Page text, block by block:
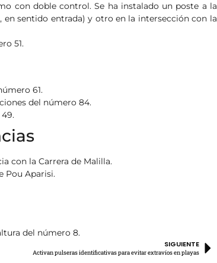
con doble control. Se ha instalado un poste a la
sentido entrada) y otro en la intersección con la
51.
61.
del número 84.
con la Carrera de Malilla.
Pou Aparisi.
del número 8.
SIGUIENTE
Activan pulseras identificativas para evitar extravíos en playas